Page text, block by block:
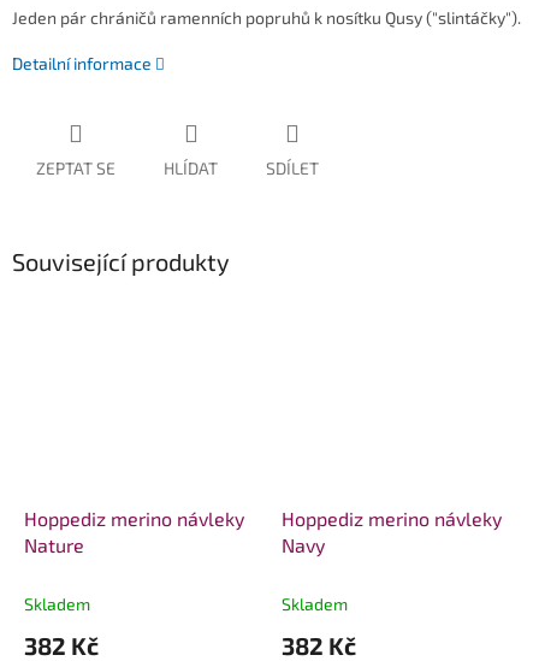
Jeden pár chráničů ramenních popruhů k nosítku Qusy ("slintáčky").
Detailní informace
ZEPTAT SE HLÍDAT SDÍLET
Související produkty
Hoppediz merino návleky
Nature
Skladem
382 Kč
Hoppediz merino návleky
Navy
Skladem
382 Kč